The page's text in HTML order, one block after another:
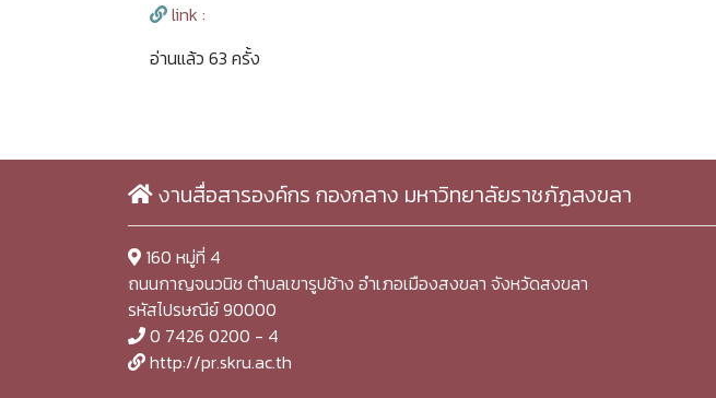
link :
อ่านแล้ว 63 ครั้ง
งานสื่อสารองค์กร กองกลาง มหาวิทยาลัยราชภัฏสงขลา
160 หมู่ที่ 4
ถนนกาญจนวนิช ตำบลเขารูปช้าง อำเภอเมืองสงขลา จังหวัดสงขลา
รหัสไปรษณีย์ 90000
0 7426 0200 - 4
http://pr.skru.ac.th